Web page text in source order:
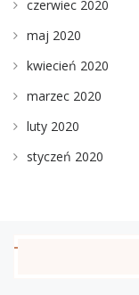
czerwiec 2020
maj 2020
kwiecień 2020
marzec 2020
luty 2020
styczeń 2020